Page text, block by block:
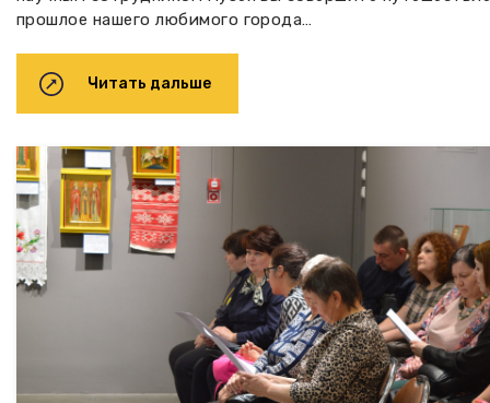
прошлое нашего любимого города…
Читать дальше